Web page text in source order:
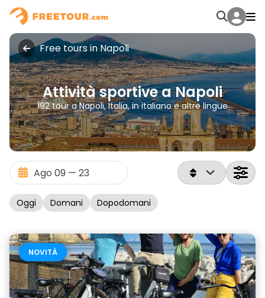
Free tours in Napoli
Attività sportive a Napoli
192 tour a Napoli, Italia, in italiano e altre lingue
Oggi Domani Dopodomani
NOVITÀ